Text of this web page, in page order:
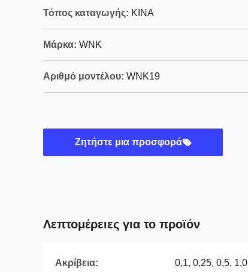
Τόπος καταγωγής: ΚΙΝΑ
Μάρκα: WNK
Αριθμό μοντέλου: WNK19
Ζητήστε μια προσφορά
Λεπτομέρειες για το προϊόν
Ακρίβεια: 0,1, 0,25, 0,5, 1,0